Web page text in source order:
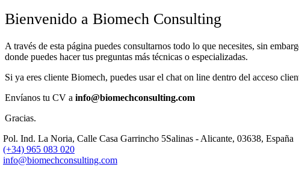
Bienvenido a Biomech Consulting
A través de esta página puedes consultarnos todo lo que necesites, sin
donde puedes hacer tus preguntas más técnicas o especializadas.
Si ya eres cliente Biomech, puedes usar el chat on line dentro del acceso
Envíanos tu CV a info@biomechconsulting.com
Gracias.
Pol. Ind. La Noria, Calle Casa Garrincho 5Salinas - Alicante, 03638, España
(+34) 965 083 020
info@biomechconsulting.com